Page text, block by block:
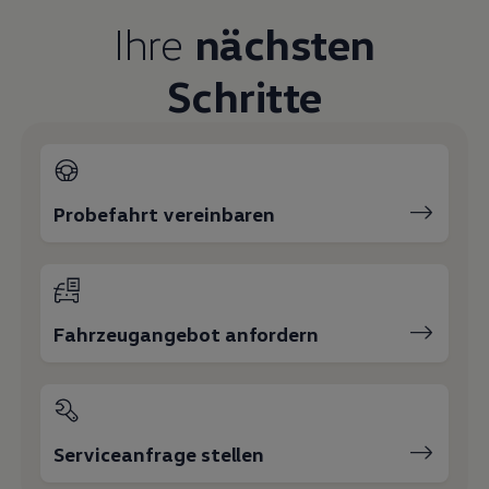
Lifestyle
Transport
Familie
Elektromobilität
Volkswagen R
Ihre nächsten
Schritte
Probefahrt vereinbaren
Fahrzeugangebot anfordern
Serviceanfrage stellen